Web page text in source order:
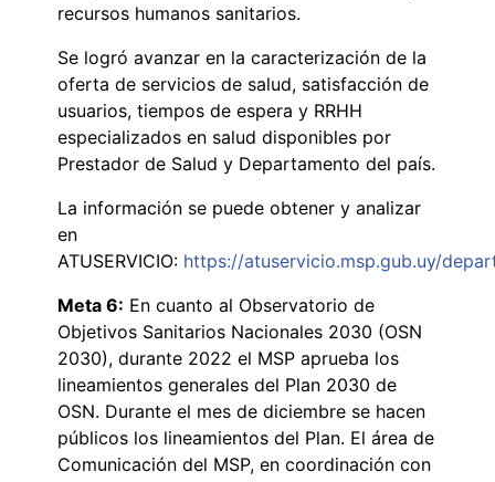
recursos humanos sanitarios.
Se logró avanzar en la caracterización de la
oferta de servicios de salud, satisfacción de
usuarios, tiempos de espera y RRHH
especializados en salud disponibles por
Prestador de Salud y Departamento del país.
La información se puede obtener y analizar
en
ATUSERVICIO: https://atuservicio.msp.gub.uy/
Meta 6: En cuanto al Observatorio de
Objetivos Sanitarios Nacionales 2030 (OSN
2030), durante 2022 el MSP aprueba los
lineamientos generales del Plan 2030 de
OSN. Durante el mes de diciembre se hacen
públicos los lineamientos del Plan. El área de
Comunicación del MSP, en coordinación con